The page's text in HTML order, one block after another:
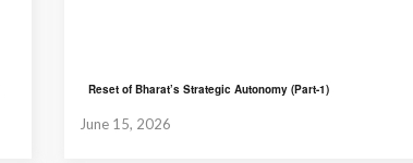
Reset of Bharat’s Strategic Autonomy (Part-1)
June 15, 2026